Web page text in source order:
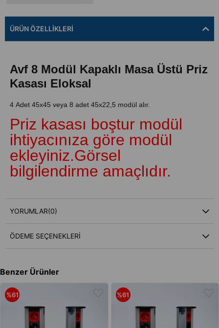
ÜRÜN ÖZELLIKLERI
Avf 8 Modül Kapaklı Masa Üstü Priz
Kasası Eloksal
4 Adet 45x45 veya 8 adet 45x22,5 modül alır.
Priz kasası boştur modül
ihtiyacınıza göre modül
ekleyiniz.Görsel
bilgilendirme amaçlıdır.
olmayacak kadar sağlam gövde metal kalınlığı ve
Kombin oluşturabileceğiniz parçalara
Parçalar bu linkten ulaşabilirsiniz.
1 modül 45x22,5 ölçüdedir
uzunluk:193mm
genişlik:133mm
YORUMLAR(0)
ÖDEME SEÇENEKLERI
Benzer Ürünler
%61 %61